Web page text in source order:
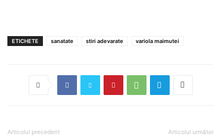
ETICHETE sanatate stiri adevarate variola maimutei
Articolul precedent Articolul următor